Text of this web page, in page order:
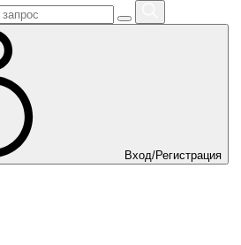
Вход/Регистрация